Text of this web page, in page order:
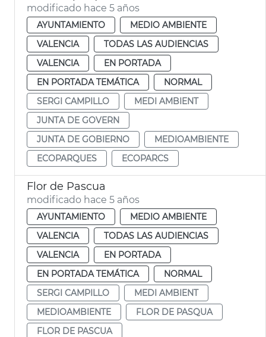
modificado hace 5 años
AYUNTAMIENTO
MEDIO AMBIENTE
VALENCIA
TODAS LAS AUDIENCIAS
VALENCIA
EN PORTADA
EN PORTADA TEMÁTICA
NORMAL
SERGI CAMPILLO
MEDI AMBIENT
JUNTA DE GOVERN
JUNTA DE GOBIERNO
MEDIOAMBIENTE
ECOPARQUES
ECOPARCS
Flor de Pascua
modificado hace 5 años
AYUNTAMIENTO
MEDIO AMBIENTE
VALENCIA
TODAS LAS AUDIENCIAS
VALENCIA
EN PORTADA
EN PORTADA TEMÁTICA
NORMAL
SERGI CAMPILLO
MEDI AMBIENT
MEDIOAMBIENTE
FLOR DE PASQUA
FLOR DE PASCUA